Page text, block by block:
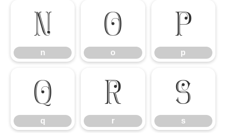
n
n
o
o
p
p
q
q
r
r
s
s